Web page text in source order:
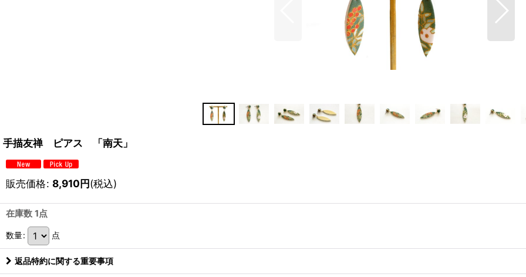
手描友禅 ピアス 「南天」
販売価格: 8,910円(税込)
在庫数 1点
数量: 点
返品特約に関する重要事項